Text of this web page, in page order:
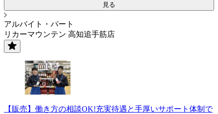
見る
アルバイト・パート
リカーマウンテン 高知追手筋店
【販売】働き方の相談OK!充実待遇と手厚いサポート体制で